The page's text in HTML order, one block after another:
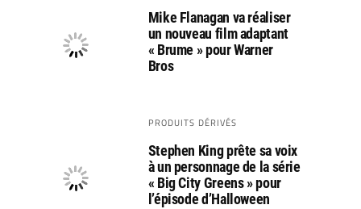
Mike Flanagan va réaliser
un nouveau film adaptant
« Brume » pour Warner
Bros
PRODUITS DÉRIVÉS
Stephen King prête sa voix
à un personnage de la série
« Big City Greens » pour
l’épisode d’Halloween